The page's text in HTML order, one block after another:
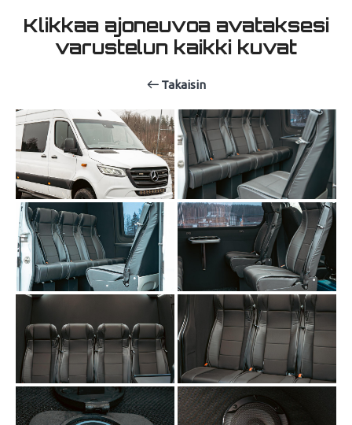
Klikkaa ajoneuvoa avataksesi
varustelun kaikki kuvat
Takaisin